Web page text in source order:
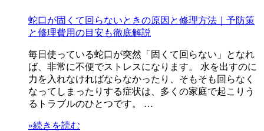
蛇口が固くて回らないときの原因と修理方法｜予防策
と修理費用の目安も徹底解説
毎日使っている蛇口が突然「固くて回らない」となれ
ば、非常に不便でストレスになります。 水を出すのに
力を入れなければならなかったり、そもそも回らなく
なってしまったりする症状は、多くの家庭で起こりう
るトラブルのひとつです。 …
»続きを読む